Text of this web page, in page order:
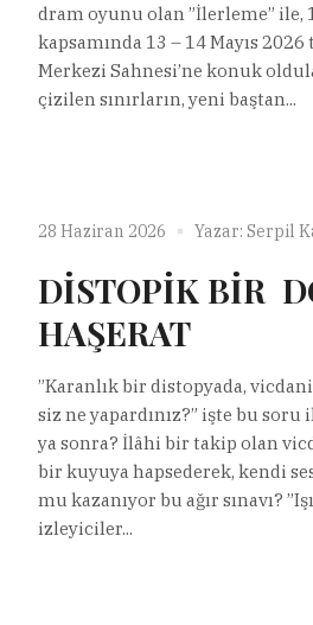
dram oyunu olan ”İlerleme” ile,
kapsamında 13 – 14 Mayıs
Merkezi Sahnesi’ne konuk
çizilen sınırların, yeni baştan...
28 Haziran 2026 Yazar: Serpil
DİSTOPİK BİR
HAŞERAT
”Karanlık bir distopyada,
siz ne yapardınız?” işte bu
ya sonra? İlâhi bir takip olan
bir kuyuya hapsederek, kendi
mu kazanıyor bu ağır sınavı?
izleyiciler...